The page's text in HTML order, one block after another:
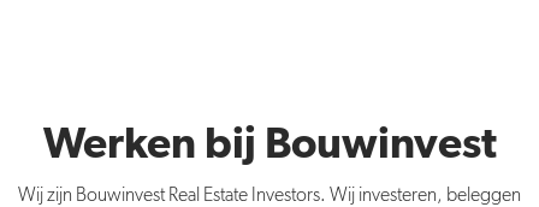
Werken bij Bouwinvest
Wij zijn Bouwinvest Real Estate Investors. Wij investeren, beleggen